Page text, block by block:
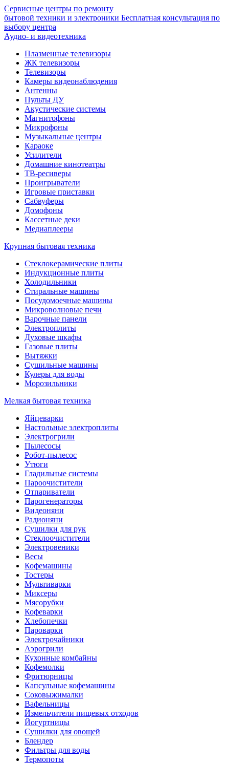
Сервисные центры по ремонту
бытовой техники и электроники Бесплатная консультация по
выбору центра
Аудио- и видеотехника
Плазменные телевизоры
ЖК телевизоры
Телевизоры
Камеры видеонаблюдения
Антенны
Пульты ДУ
Акустические системы
Магнитофоны
Микрофоны
Музыкальные центры
Караоке
Усилители
Домашние кинотеатры
ТВ-ресиверы
Проигрыватели
Игровые приставки
Сабвуферы
Домофоны
Кассетные деки
Медиаплееры
Крупная бытовая техника
Стеклокерамические плиты
Индукционные плиты
Холодильники
Стиральные машины
Посудомоечные машины
Микроволновые печи
Варочные панели
Электроплиты
Духовые шкафы
Газовые плиты
Вытяжки
Сушильные машины
Кулеры для воды
Морозильники
Мелкая бытовая техника
Яйцеварки
Настольные электроплиты
Электрогрили
Пылесосы
Робот-пылесос
Утюги
Гладильные системы
Пароочистители
Отпариватели
Парогенераторы
Видеоняни
Радионяни
Сушилки для рук
Стеклоочистители
Электровеники
Весы
Кофемашины
Тостеры
Мультиварки
Миксеры
Мясорубки
Кофеварки
Хлебопечки
Пароварки
Электрочайники
Аэрогрили
Кухонные комбайны
Кофемолки
Фритюрницы
Капсульные кофемашины
Соковыжималки
Вафельницы
Измельчители пищевых отходов
Йогуртницы
Сушилки для овощей
Блендер
Фильтры для воды
Термопоты